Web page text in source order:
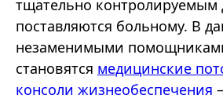
тщательно контролируемым
поставляются больному. В
незаменимыми
становятся медицинские
консоли жизнеобеспечения